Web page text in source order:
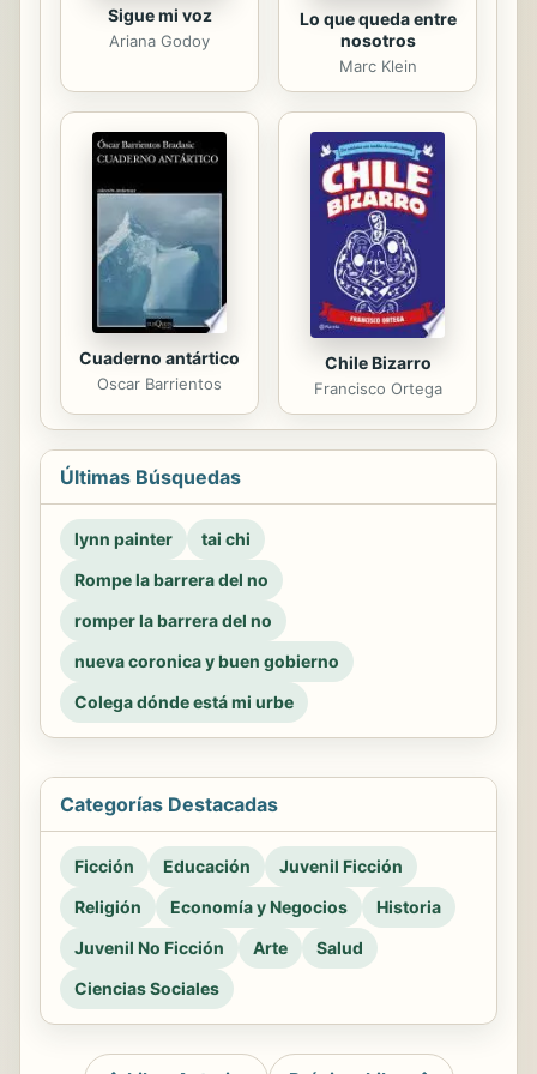
Sigue mi voz
Ariana Godoy
Lo que queda entre
nosotros
Marc Klein
Cuaderno antártico
Oscar Barrientos
Chile Bizarro
Francisco Ortega
Últimas Búsquedas
lynn painter
tai chi
Rompe la barrera del no
romper la barrera del no
nueva coronica y buen gobierno
Colega dónde está mi urbe
Categorías Destacadas
Ficción Educación
Juvenil Ficción
Religión
Economía y Negocios
Historia
Juvenil No Ficción
Arte
Salud
Ciencias Sociales